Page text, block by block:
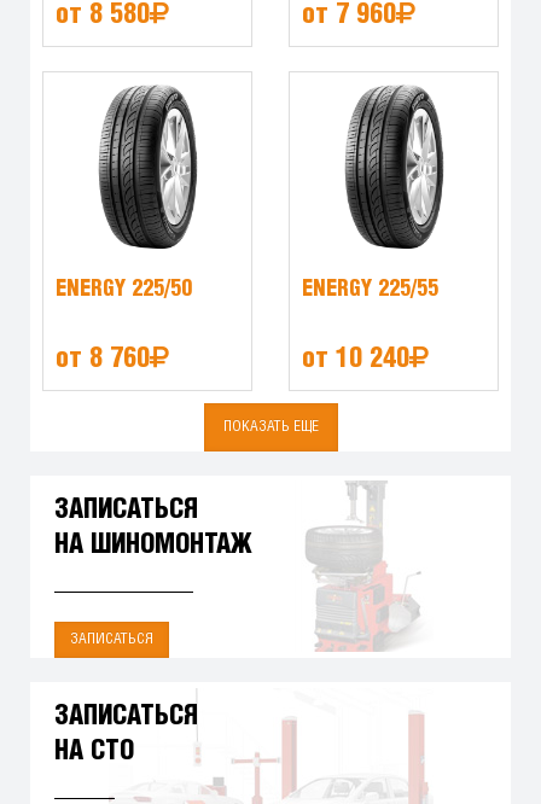
от 8 580 от 7 960
ENERGY 225/50
от 8 760
ENERGY 225/55
от 10 240
ПОКАЗАТЬ ЕЩЕ
ЗАПИСАТЬСЯ
НА ШИНОМОНТАЖ
ЗАПИСАТЬСЯ
ЗАПИСАТЬСЯ
НА СТО